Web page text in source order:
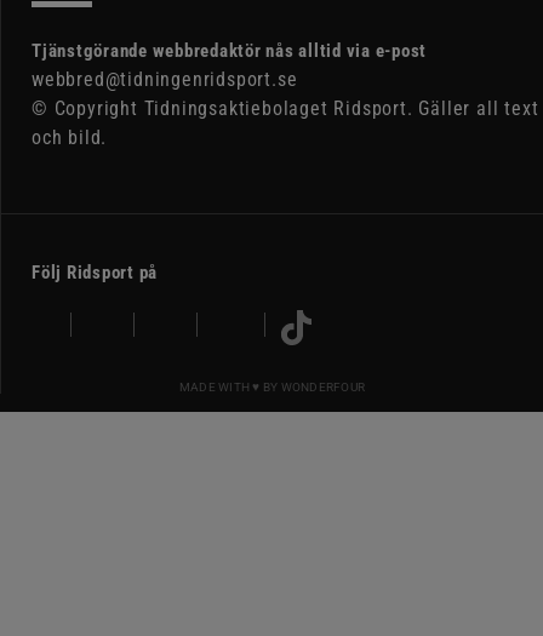
Tjänstgörande webbredaktör nås alltid via e-post
webbred@tidningenridsport.se
© Copyright Tidningsaktiebolaget Ridsport. Gäller all text
och bild.
Följ Ridsport på
MADE WITH ♥ BY WONDERFOUR